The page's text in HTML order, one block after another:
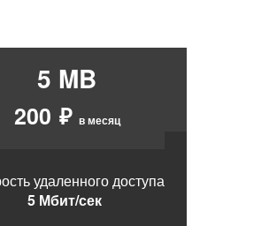
5 MB
200 ₽ в месяц
удаленного доступа
5 Мбит/сек